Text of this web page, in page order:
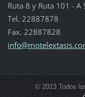
Ruta 8 y Ruta 101 - A
Tel. 22887878
Fax. 22887828
info@motelextasi
© 2013 Todos